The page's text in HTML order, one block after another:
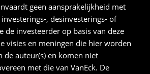
geen aansprakelijkheid met
, desinvesterings- of
de investeerder op basis van deze
visies en meningen die hier worden
de auteur(s) en komen niet
met die van VanEck. De